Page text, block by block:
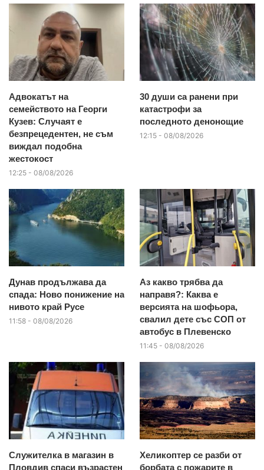
Адвокатът на
семейството на Георги
Кузев: Случаят е
безпрецедентен, не съм
виждал подобна
жестокост
12:25 - 08/08/2026
30 души са ранени при
катастрофи за
последното денонощие
12:15 - 08/08/2026
Дунав продължава да
спада: Ново понижение на
нивото край Русе
11:58 - 08/08/2026
Аз какво трябва да
направя?: Каква е
версията на шофьора,
свалил дете със СОП от
автобус в Плевенско
11:45 - 08/08/2026
Служителка в магазин в
Пловдив спаси възрастен
Хеликоптер се разби от
борбата с пожарите в